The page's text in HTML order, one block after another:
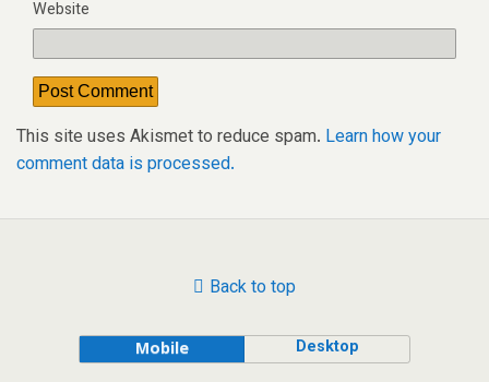
Website
This site uses Akismet to reduce spam. Learn how your
comment data is processed.
Back to top
Mobile Desktop